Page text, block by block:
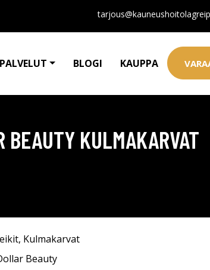
BLOGI KAUPPA
KULMAKARVAT
, Kulmakarvat
Beauty